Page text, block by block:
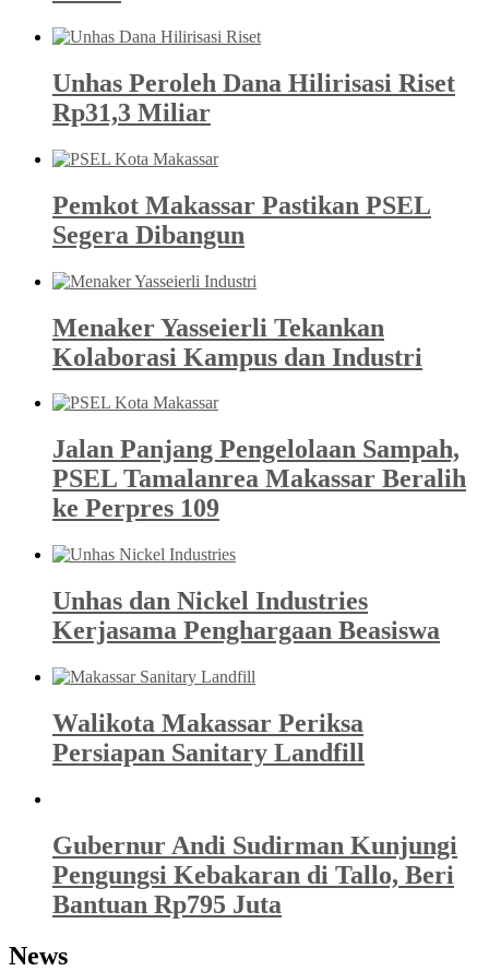
Unhas Peroleh Dana Hilirisasi Riset
Rp31,3 Miliar
Pemkot Makassar Pastikan PSEL
Segera Dibangun
Menaker Yasseierli Tekankan
Kolaborasi Kampus dan Industri
Jalan Panjang Pengelolaan Sampah,
PSEL Tamalanrea Makassar Beralih
ke Perpres 109
Unhas dan Nickel Industries
Kerjasama Penghargaan Beasiswa
Walikota Makassar Periksa
Persiapan Sanitary Landfill
Gubernur Andi Sudirman Kunjungi
Pengungsi Kebakaran di Tallo, Beri
Bantuan Rp795 Juta
News